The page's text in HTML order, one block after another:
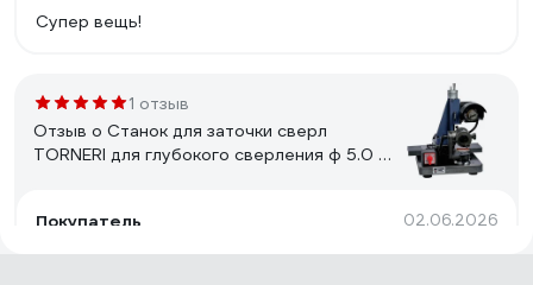
Супер вещь!
1 отзыв
Отзыв о Станок для заточки сверл
TORNERI для глубокого сверления ф 5.0 -
Покупатель
02.06.2026
работает